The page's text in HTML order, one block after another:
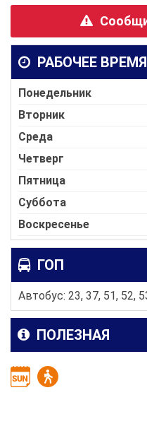
РАБОЧЕЕ ВРЕМЯ
Понедельник
Вторник
Среда
Четверг
Пятница
Суббота
Воскресенье
ГОП
Автобус: 23, 37, 51, 52,
ПОЛЕЗНАЯ